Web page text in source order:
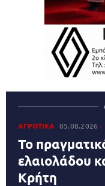
ΑΓΡΟΤΙΚΑ 05.08.2026
Το
ελαιολάδου
Κρήτη